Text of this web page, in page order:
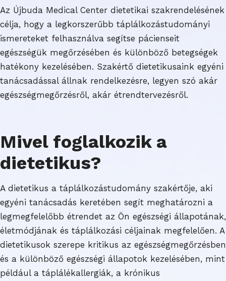
Az Újbuda Medical Center dietetikai szakrendelésének
célja, hogy a legkorszerűbb táplálkozástudományi
ismereteket felhasználva segítse pácienseit
egészségük megőrzésében és különböző betegségek
hatékony kezelésében. Szakértő dietetikusaink egyéni
tanácsadással állnak rendelkezésre, legyen szó akár
egészségmegőrzésről, akár étrendtervezésről.
Mivel foglalkozik a
dietetikus?
A dietetikus a táplálkozástudomány szakértője, aki
egyéni tanácsadás keretében segít meghatározni a
legmegfelelőbb étrendet az Ön egészségi állapotának,
életmódjának és táplálkozási céljainak megfelelően. A
dietetikusok szerepe kritikus az egészségmegőrzésben
és a különböző egészségi állapotok kezelésében, mint
például a táplálékallergiák, a krónikus